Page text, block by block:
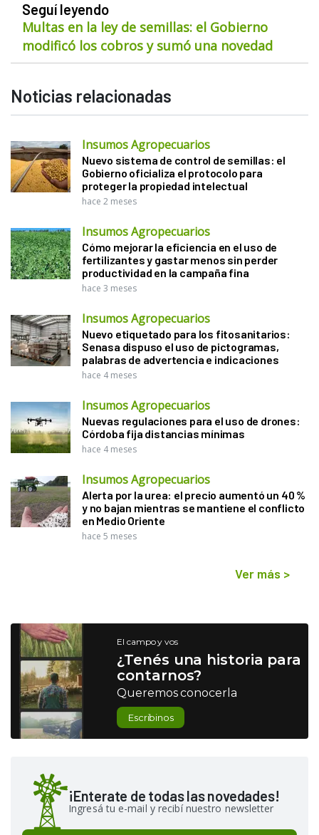
Seguí leyendo
Multas en la ley de semillas: el Gobierno
modificó los cobros y sumó una novedad
Noticias relacionadas
Insumos Agropecuarios
Nuevo sistema de control de semillas: el
Gobierno oficializa el protocolo para
proteger la propiedad intelectual
hace 2 meses
Insumos Agropecuarios
Cómo mejorar la eficiencia en el uso de
fertilizantes y gastar menos sin perder
productividad en la campaña fina
hace 3 meses
Insumos Agropecuarios
Nuevo etiquetado para los fitosanitarios:
Senasa dispuso el uso de pictogramas,
palabras de advertencia e indicaciones
hace 4 meses
Insumos Agropecuarios
Nuevas regulaciones para el uso de drones:
Córdoba fija distancias mínimas
hace 4 meses
Insumos Agropecuarios
Alerta por la urea: el precio aumentó un 40 %
y no bajan mientras se mantiene el conflicto
en Medio Oriente
hace 5 meses
Ver más >
El campo y vos
¿Tenés una historia para
contarnos?
Queremos conocerla
Escribinos
¡Enterate de todas las novedades!
Ingresá tu e-mail y recibí nuestro newsletter